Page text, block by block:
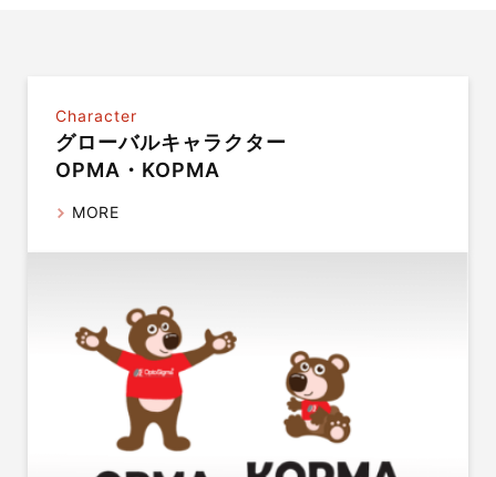
Character
グローバルキャラクター
OPMA・KOPMA
MORE